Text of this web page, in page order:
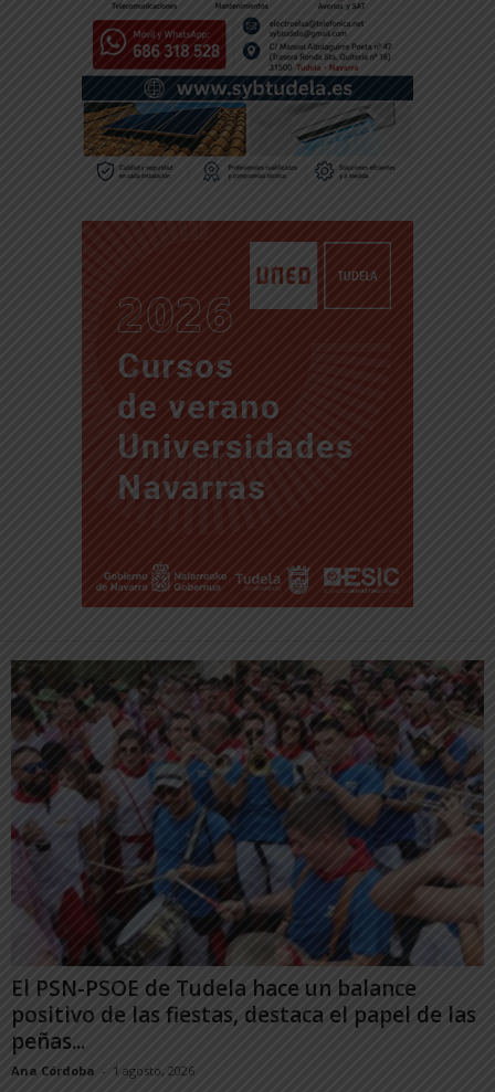
El PSN-PSOE de Tudela hace un balance
positivo de las fiestas, destaca el papel de las
peñas...
Ana Córdoba - 1 agosto, 2026